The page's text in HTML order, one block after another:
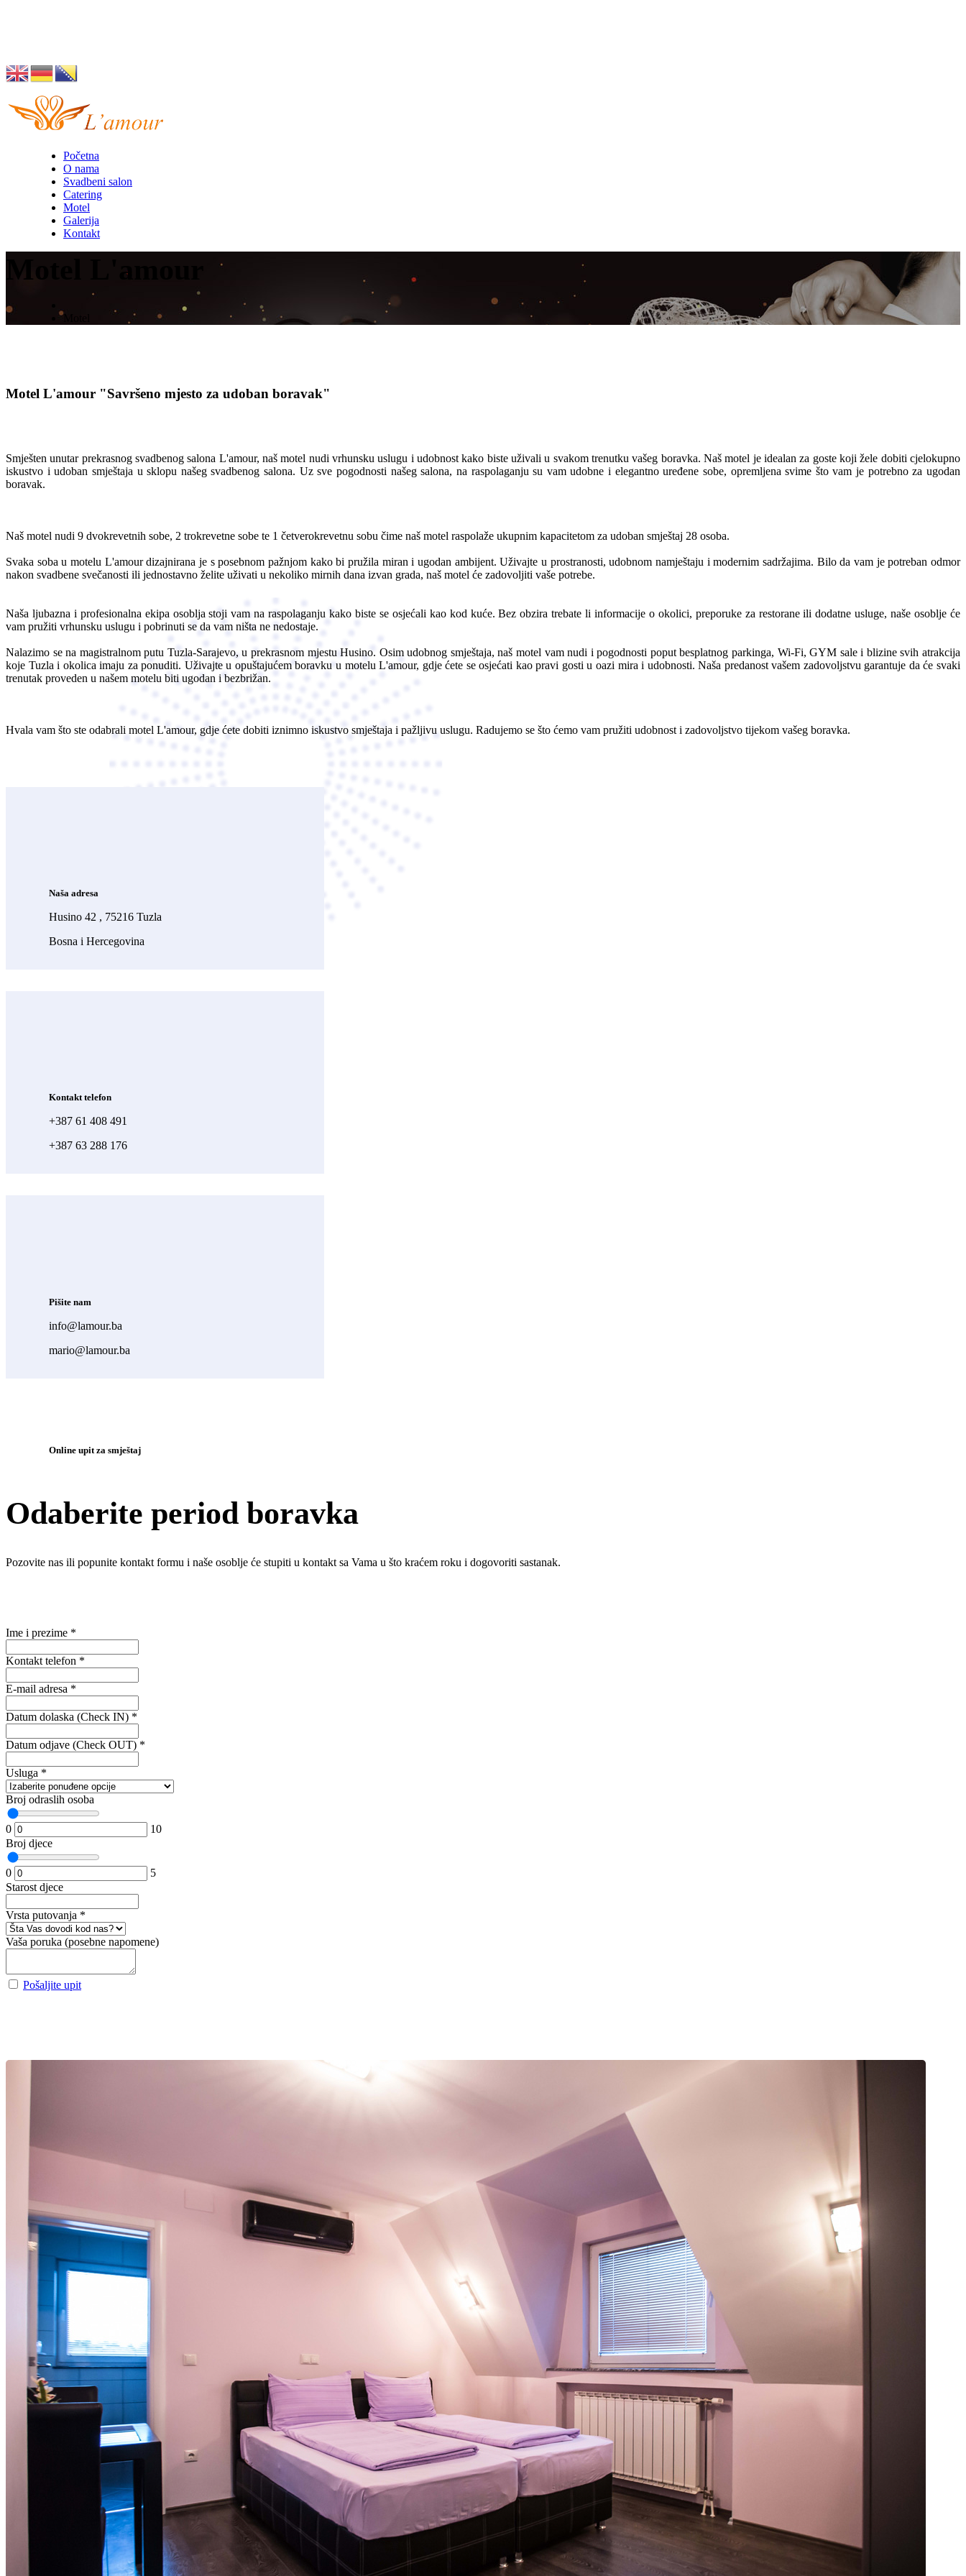
Početna
O nama
Svadbeni salon
Catering
Motel
Galerija
Kontakt
Motel L'amour
Motel L'amour "Savršeno mjesto za udoban boravak"
Smješten unutar prekrasnog svadbenog salona L'amour, naš motel nudi vrhunsku uslugu i udobnost kako biste uživali u svakom trenutku vašeg boravka. Naš motel je idealan za goste koji žele dobiti cjelokupno
iskustvo i udoban smještaja u sklopu našeg svadbenog salona. Uz sve pogodnosti našeg salona, na raspolaganju su vam udobne i elegantno uređene sobe, opremljena svime što vam je potrebno za ugodan
boravak.
Naš motel nudi 9 dvokrevetnih sobe, 2 trokrevetne sobe te 1 četverokrevetnu sobu čime naš motel raspolaže ukupnim kapacitetom za udoban smještaj 28 osoba.
Svaka soba u motelu L'amour dizajnirana je s posebnom pažnjom kako bi pružila miran i ugodan ambijent. Uživajte u prostranosti, udobnom namještaju i modernim sadržajima. Bilo da vam je potreban odmor
nakon svadbene svečanosti ili jednostavno želite uživati u nekoliko mirnih dana izvan grada, naš motel će zadovoljiti vaše potrebe.
Naša ljubazna i profesionalna ekipa osoblja stoji vam na raspolaganju kako biste se osjećali kao kod kuće. Bez obzira trebate li informacije o okolici, preporuke za restorane ili dodatne usluge, naše osoblje će
vam pružiti vrhunsku uslugu i pobrinuti se da vam ništa ne nedostaje.
Nalazimo se na magistralnom putu Tuzla-Sarajevo, u prekrasnom mjestu Husino. Osim udobnog smještaja, naš motel vam nudi i pogodnosti poput besplatnog parkinga, Wi-Fi, GYM sale i blizine svih atrakcija
koje Tuzla i okolica imaju za ponuditi. Uživajte u opuštajućem boravku u motelu L'amour, gdje ćete se osjećati kao pravi gosti u oazi mira i udobnosti. Naša predanost vašem zadovoljstvu garantuje da će svaki
trenutak proveden u našem motelu biti ugodan i bezbrižan.
Hvala vam što ste odabrali motel L'amour, gdje ćete dobiti iznimno iskustvo smještaja i pažljivu uslugu. Radujemo se što ćemo vam pružiti udobnost i zadovoljstvo tijekom vašeg boravka.
Naša adresa
Husino 42 , 75216 Tuzla
Bosna i Hercegovina
Kontakt telefon
+387 61 408 491
+387 63 288 176
Pišite nam
info@lamour.ba
mario@lamour.ba
Online upit za smještaj
Odaberite period boravka
Pozovite nas ili popunite kontakt formu i naše osoblje će stupiti u kontakt sa Vama u što kraćem roku i dogovoriti sastanak.
Ime i prezime *
Kontakt telefon *
E-mail adresa *
Datum dolaska (Check IN) *
Datum odjave (Check OUT) *
Usluga *
Broj odraslih osoba
0
10
Broj djece
0
5
Starost djece
Vrsta putovanja *
Vaša poruka (posebne napomene)
Pošaljite upit